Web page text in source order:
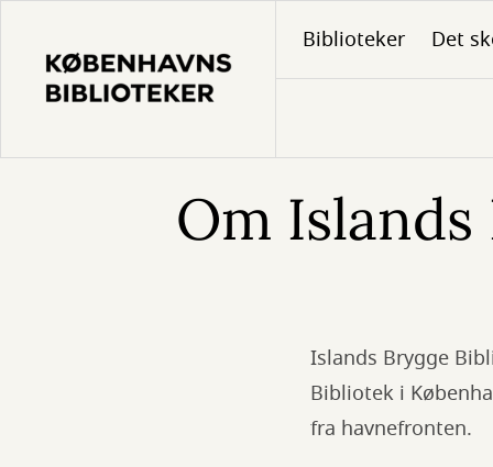
hovedindhold
Biblioteker Det
Om
Islands Brygge
Bibliotek i
fra havnefronten.